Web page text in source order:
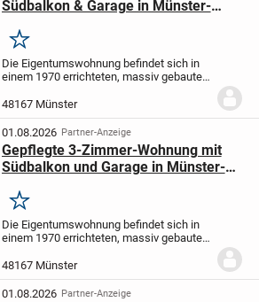
Südbalkon & Garage in Münster-
Merken
Die Eigentumswohnung befindet sich in
einem 1970 errichteten, massiv gebauten
Parteien.Die Wohnung liegt im 2.
Obergeschoss und verfügt über eine
Wohnfläche von ca. 83...
48167 Münster
01.08.2026 Partner-Anzeige
Gepflegte 3-Zimmer-Wohnung mit
Südbalkon und Garage in Münster-
Merken
Die Eigentumswohnung befindet sich in
einem 1970 errichteten, massiv gebauten
Parteien. Die Wohnung liegt im 1.
Obergeschoss und verfügt über eine
Wohnfläche von ca....
48167 Münster
01.08.2026 Partner-Anzeige